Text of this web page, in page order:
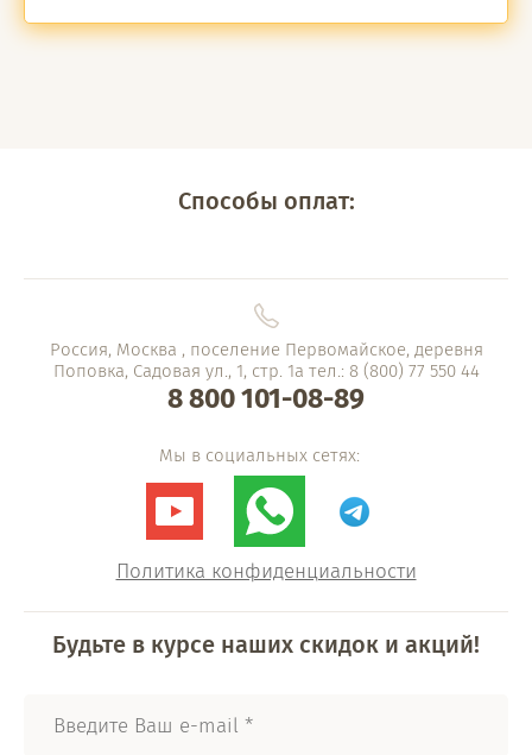
Способы оплат:
Россия, Москва , поселение Первомайское, деревня
Поповка, Садовая ул., 1, стр. 1а тел.: 8 (800) 77 550 44
8 800 101-08-89
Мы в социальных сетях:
Политика конфиденциальности
Будьте в курсе наших скидок и акций!